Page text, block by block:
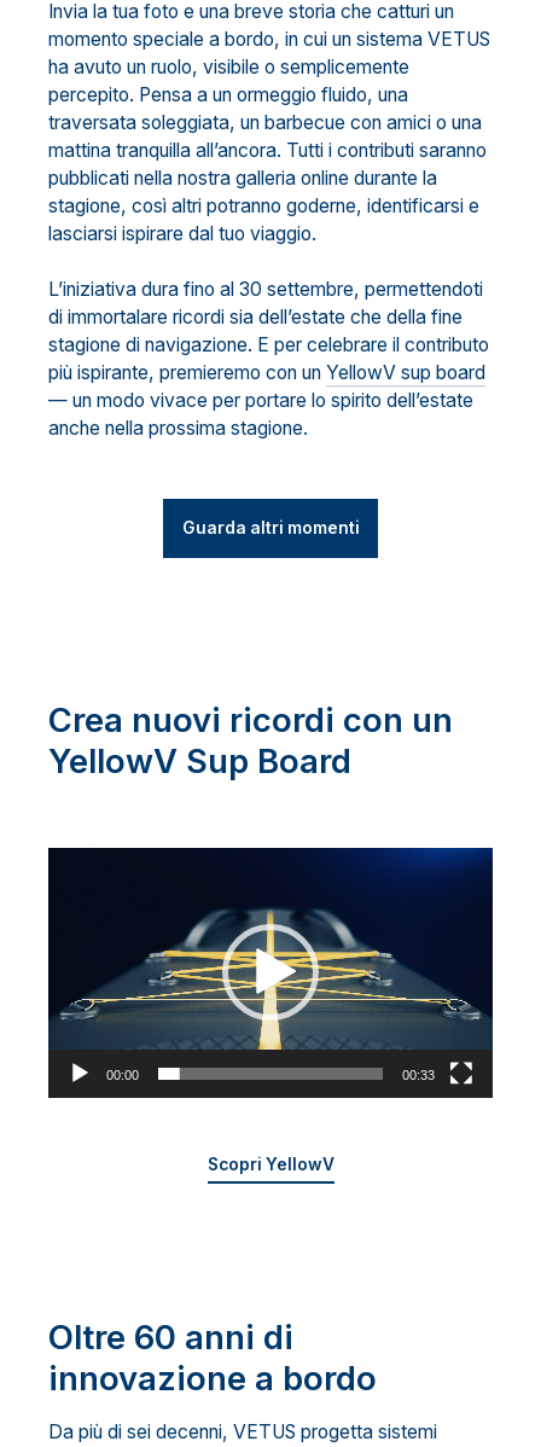
Invia la tua foto e una breve storia che catturi un
momento speciale a bordo, in cui un sistema VETUS
ha avuto un ruolo, visibile o semplicemente
percepito. Pensa a un ormeggio fluido, una
traversata soleggiata, un barbecue con amici o una
mattina tranquilla all’ancora. Tutti i contributi saranno
pubblicati nella nostra galleria online durante la
stagione, così altri potranno goderne, identificarsi e
lasciarsi ispirare dal tuo viaggio.
L’iniziativa dura fino al 30 settembre, permettendoti
di immortalare ricordi sia dell’estate che della fine
stagione di navigazione. E per celebrare il contributo
più ispirante, premieremo con un YellowV sup board
— un modo vivace per portare lo spirito dell’estate
anche nella prossima stagione.
Guarda altri momenti
Crea nuovi ricordi con un
YellowV Sup Board
00:00 00:33
Scopri YellowV
Oltre 60 anni di
innovazione a bordo
Da più di sei decenni, VETUS progetta sistemi